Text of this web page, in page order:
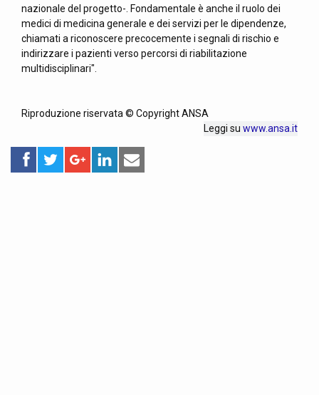
nazionale del progetto-. Fondamentale è anche il ruolo dei
medici di medicina generale e dei servizi per le dipendenze,
chiamati a riconoscere precocemente i segnali di rischio e
indirizzare i pazienti verso percorsi di riabilitazione
multidisciplinari".
Riproduzione riservata © Copyright ANSA
Leggi su www.ansa.it